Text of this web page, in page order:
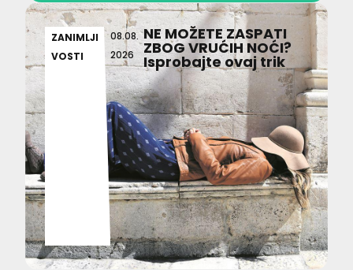
ZANIMLJI
VOSTI
08.08.
2026
NE MOŽETE ZASPATI
ZBOG VRUĆIH NOĆI?
Isprobajte ovaj trik